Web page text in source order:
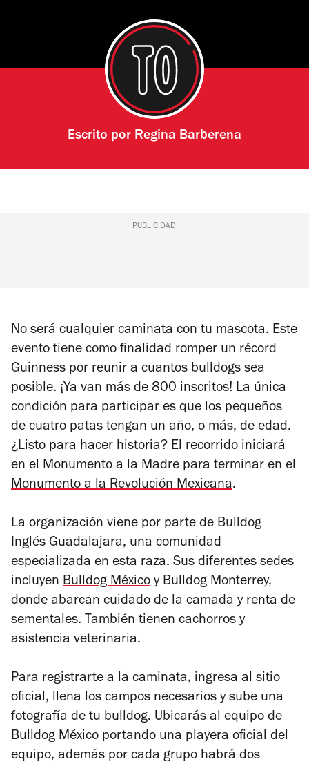
Escrito por Regina Barberena
PUBLICIDAD
No será cualquier caminata con tu mascota. Este
evento tiene como finalidad romper un récord
Guinness por reunir a cuantos bulldogs sea
posible. ¡Ya van más de 800 inscritos! La única
condición para participar es que los pequeños
de cuatro patas tengan un año, o más, de edad.
¿Listo para hacer historia? El recorrido iniciará
en el Monumento a la Madre para terminar en el
Monumento a la Revolución Mexicana.
La organización viene por parte de Bulldog
Inglés Guadalajara, una comunidad
especializada en esta raza. Sus diferentes sedes
incluyen Bulldog México y Bulldog Monterrey,
donde abarcan cuidado de la camada y renta de
sementales. También tienen cachorros y
asistencia veterinaria.
Para registrarte a la caminata, ingresa al sitio
oficial, llena los campos necesarios y sube una
fotografía de tu bulldog. Ubicarás al equipo de
Bulldog México portando una playera oficial del
equipo, además por cada grupo habrá dos